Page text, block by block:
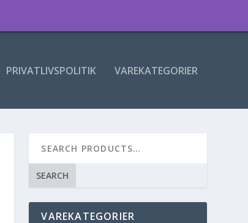
PRIVATLIVSPOLITIK VAREKATEGORIER
SEARCH
VAREKATEGORIER